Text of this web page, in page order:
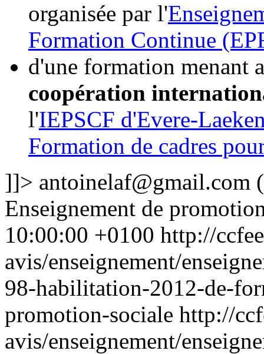
organisée par l'
Formation Continue
d'une formation menant
coopération
l'IEPSCF d'Evere-
Formation de cadres
]]> antoinelaf@gmail.com
Enseignement de
10:00:00 +0100 http://
avis/enseignement/
98-habilitation-2012-de-
promotion-sociale http://
avis/enseignement/